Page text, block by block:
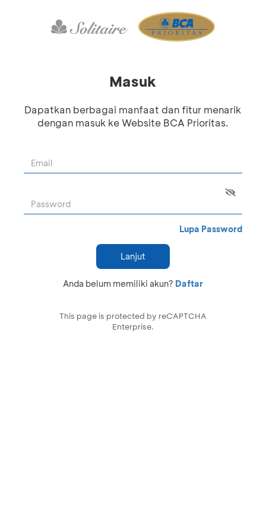
Masuk
Dapatkan berbagai manfaat dan fitur menarik
dengan masuk ke Website BCA Prioritas.
Lupa Password
Lanjut
Anda belum memiliki akun? Daftar
This page is protected by reCAPTCHA
Enterprise.